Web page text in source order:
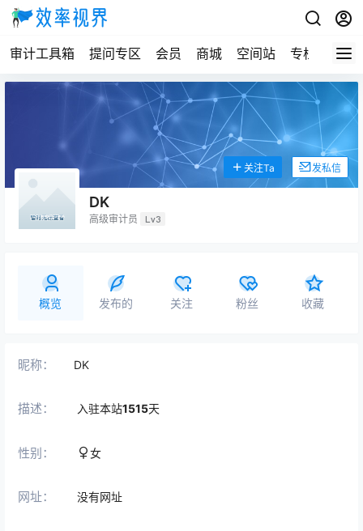
审计工具箱 提问专区 会员 商城 空间站 专栏
DK
高级审计员 Lv3
关注Ta 发私信
概览 发布的 关注 粉丝 收藏
昵称： DK
描述： 入驻本站1515天
性别： 女
网址： 没有网址